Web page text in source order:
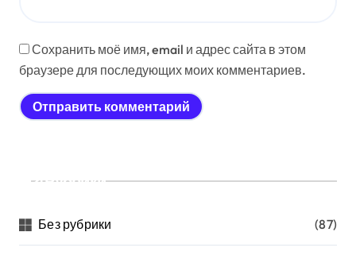
Сохранить моё имя, email и адрес сайта в этом
браузере для последующих моих комментариев.
Рубрики
Без рубрики (87)